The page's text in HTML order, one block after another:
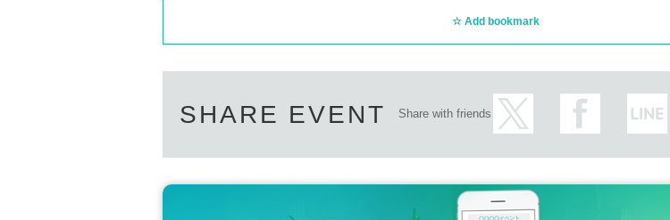
Add bookmark
SHARE EVENT Share with friends